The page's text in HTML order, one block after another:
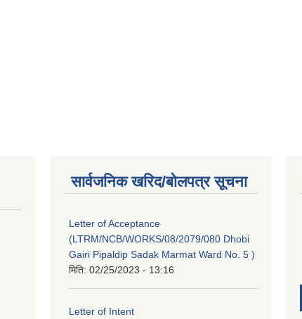
सार्वजनिक खरिद/बोलपत्र सूचना
Letter of Acceptance
(LTRM/NCB/WORKS/08/2079/080 Dhobi
Gairi Pipaldip Sadak Marmat Ward No. 5 )
मिति: 02/25/2023 - 13:16
Letter of Intent